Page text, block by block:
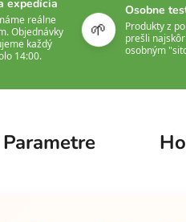
expedícia
reálne
Objednávky
každý
14:00.
🌱
Osobne
Produkty z
prešli
osobným
Parametre